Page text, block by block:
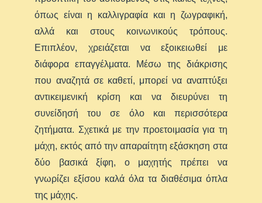
όπως είναι η καλλιγραφία και η ζωγραφική,
αλλά και στους κοινωνικούς τρόπους.
Επιπλέον, χρειάζεται να εξοικειωθεί με
διάφορα επαγγέλματα. Μέσω της διάκρισης
που αναζητά σε καθετί, μπορεί να αναπτύξει
αντικειμενική κρίση και να διευρύνει τη
συνείδησή του σε όλο και περισσότερα
ζητήματα. Σχετικά με την προετοιμασία για τη
μάχη, εκτός από την απαραίτητη εξάσκηση στα
δύο βασικά ξίφη, ο μαχητής πρέπει να
γνωρίζει εξίσου καλά όλα τα διαθέσιμα όπλα
της μάχης.